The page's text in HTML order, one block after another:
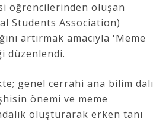
öğrencilerinden oluşan
Students Association)
artırmak amacıyla 'Meme
düzenlendi.
genel cerrahi ana bilim dalı
önemi ve meme
oluşturarak erken tanı